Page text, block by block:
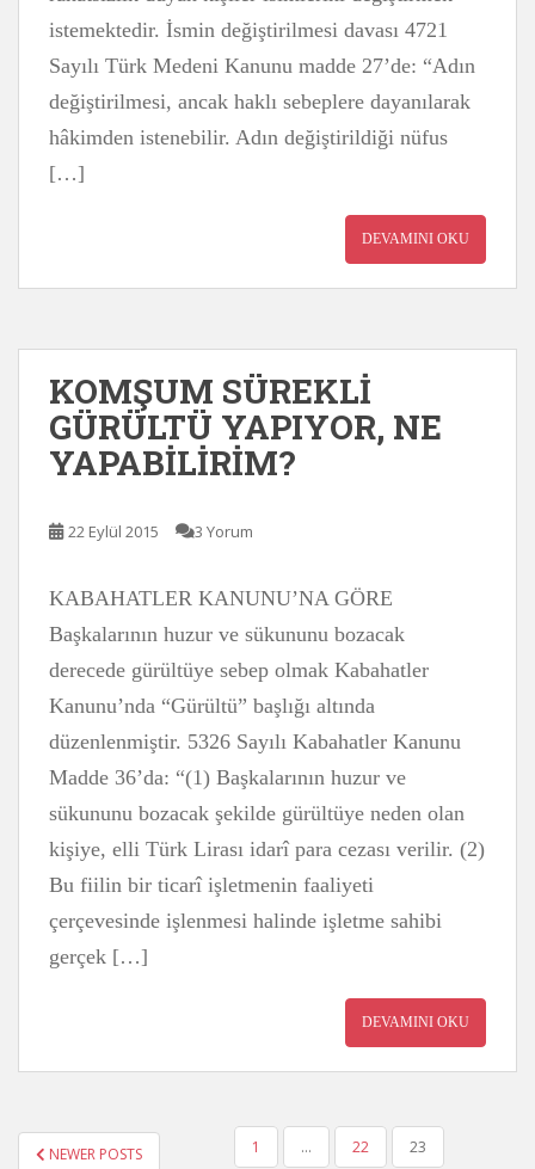
istemektedir. İsmin değiştirilmesi davası 4721
Sayılı Türk Medeni Kanunu madde 27’de: “Adın
değiştirilmesi, ancak haklı sebeplere dayanılarak
hâkimden istenebilir. Adın değiştirildiği nüfus
[…]
DEVAMINI OKU
KOMŞUM SÜREKLİ
GÜRÜLTÜ YAPIYOR, NE
YAPABİLİRİM?
22 Eylül 2015 3 Yorum
KABAHATLER KANUNU’NA GÖRE
Başkalarının huzur ve sükununu bozacak
derecede gürültüye sebep olmak Kabahatler
Kanunu’nda “Gürültü” başlığı altında
düzenlenmiştir. 5326 Sayılı Kabahatler Kanunu
Madde 36’da: “(1) Başkalarının huzur ve
sükununu bozacak şekilde gürültüye neden olan
kişiye, elli Türk Lirası idarî para cezası verilir. (2)
Bu fiilin bir ticarî işletmenin faaliyeti
çerçevesinde işlenmesi halinde işletme sahibi
gerçek […]
DEVAMINI OKU
YAZINEWER POSTS 1 … 22 23